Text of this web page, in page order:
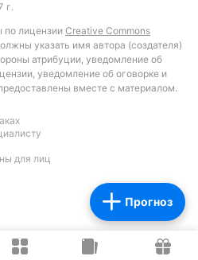
Подписаться
Прогноз
г.
по лицензии Creative Commons
указать имя автора (создателя)
атрибуции, уведомление об
уведомление об оговорке и
вместе с материалом.
для лиц